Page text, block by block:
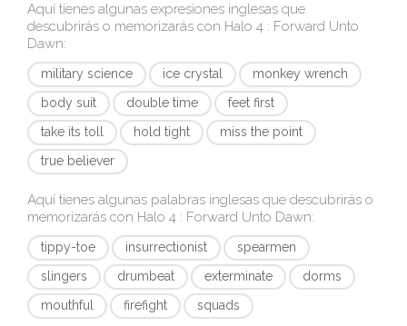
Aquí tienes algunas expresiones inglesas que
descubrirás o memorizarás con Halo 4 : Forward Unto
Dawn:
military science ice crystal
monkey wrench
body suit
double time
feet first
take its toll
hold tight
miss the point
true believer
Aquí tienes algunas palabras inglesas que descubrirás o
memorizarás con Halo 4 : Forward Unto Dawn:
tippy-toe insurrectionist
spearmen
slingers
drumbeat exterminate
dorms
mouthful
firefight squads